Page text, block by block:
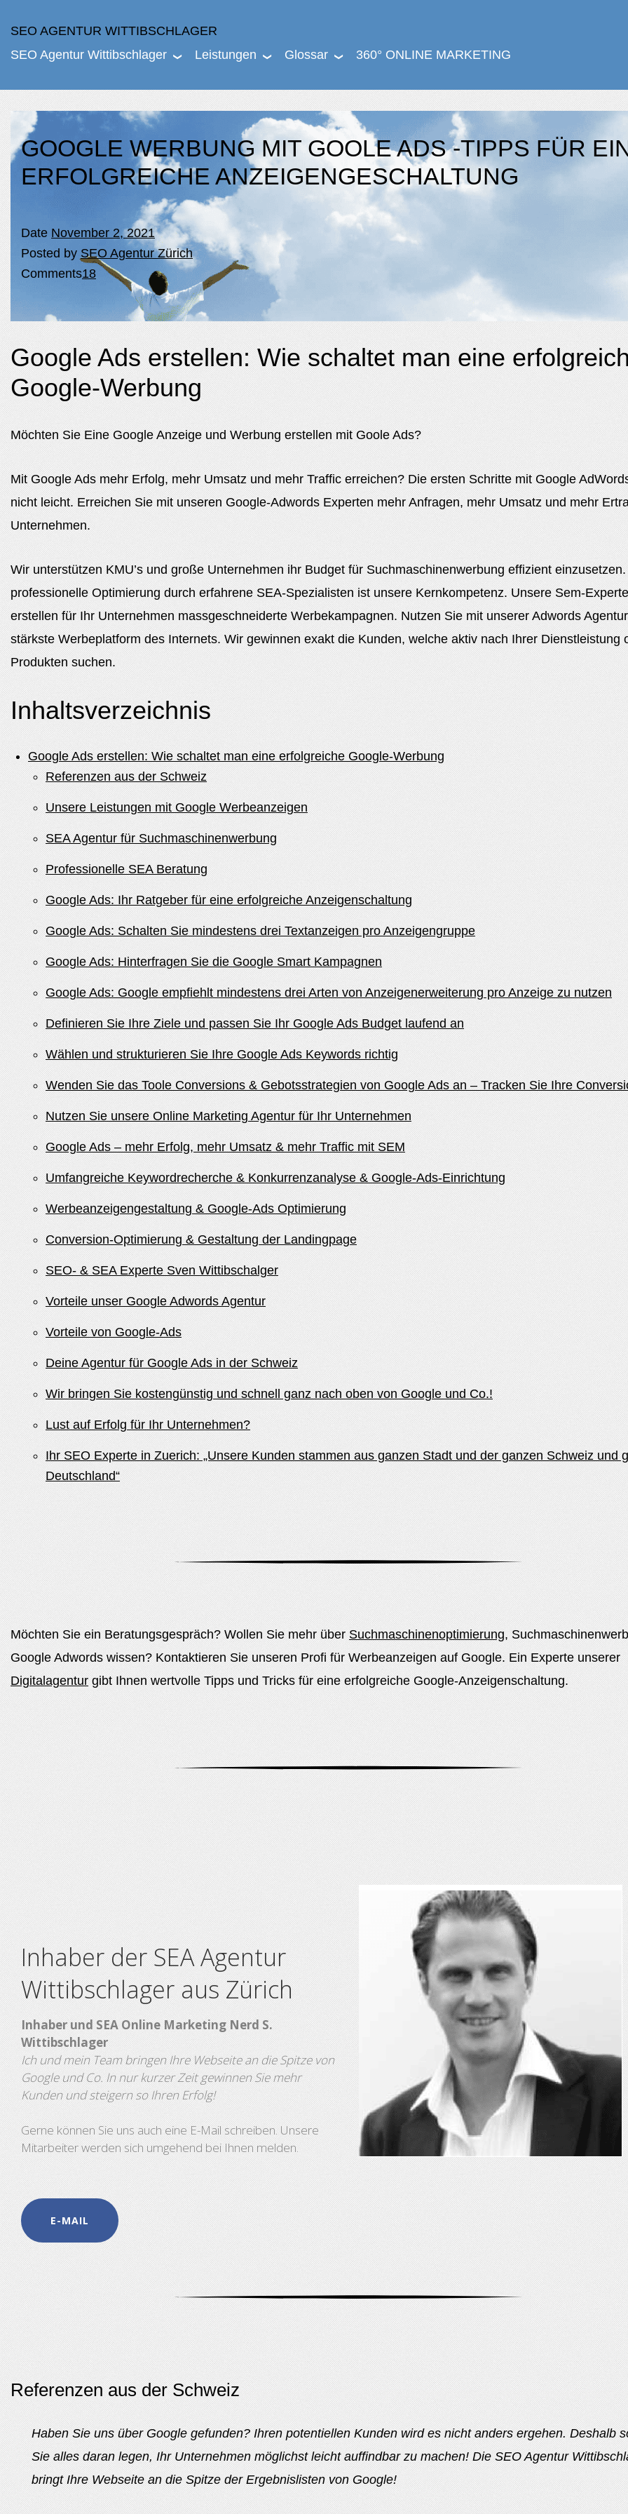
SEO AGENTUR WITTIBSCHLAGER
SEO Agentur Wittibschlager
Leistungen Glossar 360° ONLINE MARKETING
GOOGLE WERBUNG MIT GOOLE ADS -TIPPS FÜR
ERFOLGREICHE ANZEIGENGESCHALTUNG
Date November 2, 2021
Posted by SEO Agentur Zürich
Comments18
Google Ads erstellen: Wie schaltet man eine
Google-Werbung
Möchten Sie Eine Google Anzeige und Werbung erstellen mit Goole Ads?
Mit Google Ads mehr Erfolg, mehr Umsatz und mehr Traffic erreichen? Die ersten Schritte mit Google
nicht leicht. Erreichen Sie mit unseren Google-Adwords Experten mehr Anfragen, mehr Umsatz und mehr
Unternehmen.
Wir unterstützen KMU’s und große Unternehmen ihr Budget für Suchmaschinenwerbung effizient
professionelle Optimierung durch erfahrene SEA-Spezialisten ist unsere Kernkompetenz. Unsere Sem-
erstellen für Ihr Unternehmen massgeschneiderte Werbekampagnen. Nutzen Sie mit unserer Adwords
stärkste Werbeplatform des Internets. Wir gewinnen exakt die Kunden, welche aktiv nach Ihrer Dienstleistung
Produkten suchen.
Inhaltsverzeichnis
Google Ads erstellen: Wie schaltet man eine erfolgreiche Google-Werbung
Referenzen aus der Schweiz
Unsere Leistungen mit Google Werbeanzeigen
SEA Agentur für Suchmaschinenwerbung
Professionelle SEA Beratung
Google Ads: Ihr Ratgeber für eine erfolgreiche Anzeigenschaltung
Google Ads: Schalten Sie mindestens drei Textanzeigen pro Anzeigengruppe
Google Ads: Hinterfragen Sie die Google Smart Kampagnen
Google Ads: Google empfiehlt mindestens drei Arten von Anzeigenerweiterung pro Anzeige zu nutzen
Definieren Sie Ihre Ziele und passen Sie Ihr Google Ads Budget laufend an
Wählen und strukturieren Sie Ihre Google Ads Keywords richtig
Wenden Sie das Toole Conversions & Gebotsstrategien von Google Ads an – Tracken Sie Ihre
Nutzen Sie unsere Online Marketing Agentur für Ihr Unternehmen
Google Ads – mehr Erfolg, mehr Umsatz & mehr Traffic mit SEM
Umfangreiche Keywordrecherche & Konkurrenzanalyse & Google-Ads-Einrichtung
Werbeanzeigengestaltung & Google-Ads Optimierung
Conversion-Optimierung & Gestaltung der Landingpage
SEO- & SEA Experte Sven Wittibschalger
Vorteile unser Google Adwords Agentur
Vorteile von Google-Ads
Deine Agentur für Google Ads in der Schweiz
Wir bringen Sie kostengünstig und schnell ganz nach oben von Google und Co.!
Lust auf Erfolg für Ihr Unternehmen?
Ihr SEO Experte in Zuerich: „Unsere Kunden stammen aus ganzen Stadt und der ganzen Schweiz und
Deutschland“
Möchten Sie ein Beratungsgespräch? Wollen Sie mehr überSuchmaschinenoptimierung,
Google Adwords wissen? Kontaktieren Sie unseren Profi für Werbeanzeigen auf Google. Ein Experte unserer
Digitalagentur gibt Ihnen wertvolle Tipps und Tricks für eine erfolgreiche Google-Anzeigenschaltung.
Inhaber der SEA Agentur
Wittibschlager aus Zürich
Inhaber und SEA Online Marketing Nerd S.
Wittibschlager
Ich und mein Team bringen Ihre Webseite an die Spitze von
Google und Co. In nur kurzer Zeit gewinnen Sie mehr
Kunden und steigern so Ihren Erfolg!
Gerne können Sie uns auch eine E-Mail schreiben. Unsere
Mitarbeiter werden sich umgehend bei Ihnen melden.
E-MAIL
Referenzen aus der Schweiz
Haben Sie uns über Google gefunden? Ihren potentiellen Kunden wird es nicht anders ergehen. Deshalb
Sie alles daran legen, Ihr Unternehmen möglichst leicht auffindbar zu machen! Die SEO Agentur
bringt Ihre Webseite an die Spitze der Ergebnislisten von Google!